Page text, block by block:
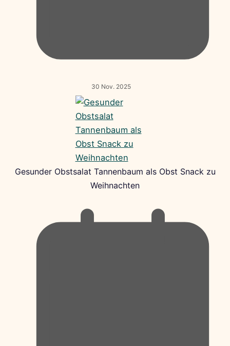
30 Nov. 2025
Gesunder Obstsalat Tannenbaum als Obst Snack zu
Weihnachten